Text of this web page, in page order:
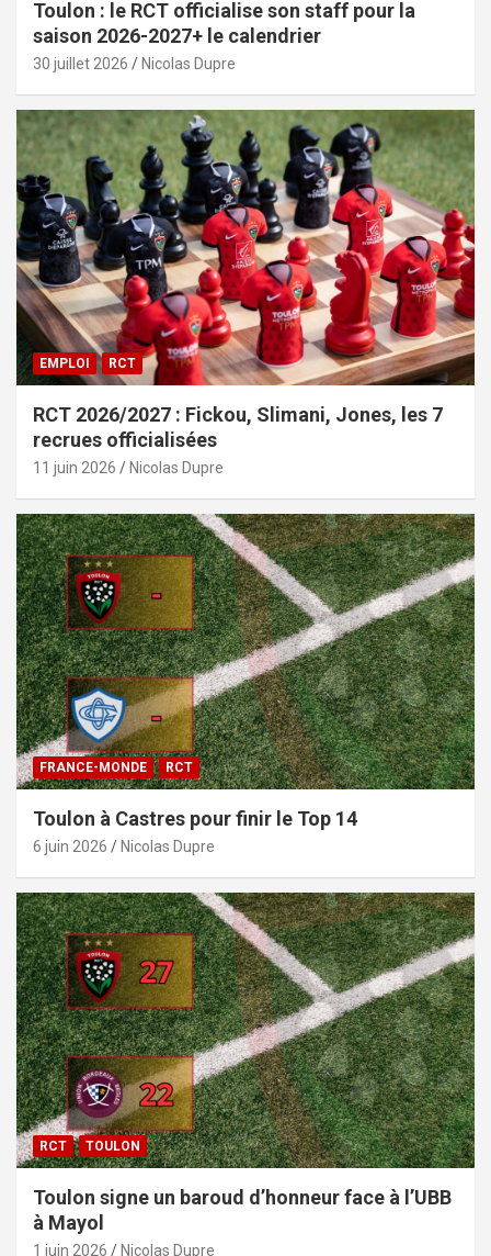
Toulon : le RCT officialise son staff pour la
saison 2026-2027+ le calendrier
30 juillet 2026 Nicolas Dupre
EMPLOI RCT
RCT 2026/2027 : Fickou, Slimani, Jones, les 7
recrues officialisées
11 juin 2026 Nicolas Dupre
FRANCE-MONDE RCT
Toulon à Castres pour finir le Top 14
6 juin 2026 Nicolas Dupre
RCT TOULON
Toulon signe un baroud d’honneur face à l’UBB
à Mayol
1 juin 2026 Nicolas Dupre